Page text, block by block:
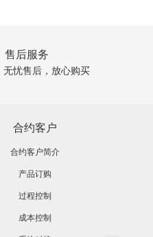
售后服务
无忧售后，放心购买
合约客户
合约客户简介
产品订购
过程控制
成本控制